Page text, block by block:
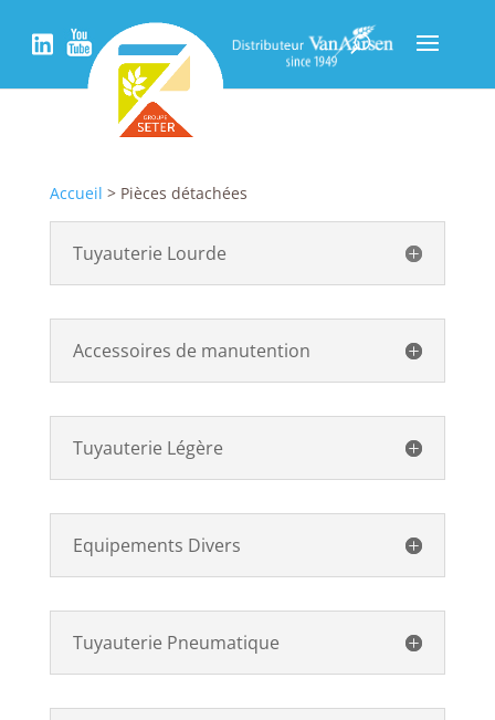
Accueil > Pièces détachées
Tuyauterie Lourde
Accessoires de manutention
Tuyauterie Légère
Equipements Divers
Tuyauterie Pneumatique